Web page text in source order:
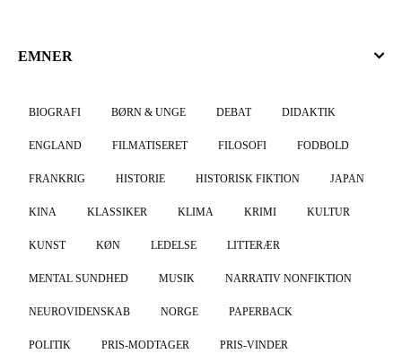
EMNER
BIOGRAFI BØRN & UNGE DEBAT DIDAKTIK
ENGLAND FILMATISERET FILOSOFI FODBOLD
FRANKRIG HISTORIE HISTORISK FIKTION JAPAN
KINA KLASSIKER KLIMA KRIMI KULTUR
KUNST KØN LEDELSE LITTERÆR
MENTAL SUNDHED MUSIK NARRATIV NONFIKTION
NEUROVIDENSKAB NORGE PAPERBACK
POLITIK PRIS-MODTAGER PRIS-VINDER